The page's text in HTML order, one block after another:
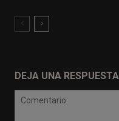
DEJA UNA RESPUESTA